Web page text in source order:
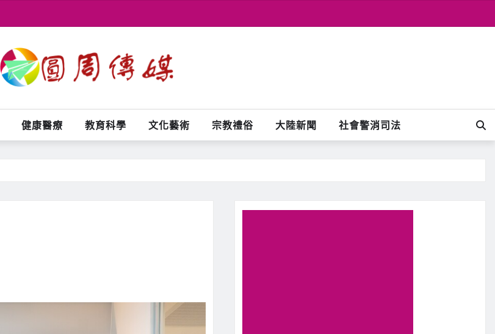
健康醫療 教育科學 文化藝術 宗教禮俗 大陸新聞 社會警消司法